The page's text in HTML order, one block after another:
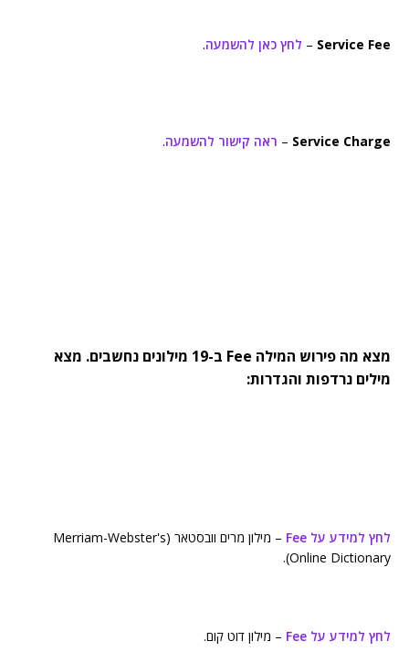
Service Fee
– לחץ כאן להשמעה.
Service Charge
– ראה קישור להשמעה.
מצא מה פירוש המילה Fee ב-19 מילונים נחשבים. מצא
מילים נרדפות והגדרות:
לחץ למידע על Fee
– מילון מרים וובסטאר (Merriam-Webster's
Online Dictionary).
לחץ למידע על Fee – מילון דוט קום.